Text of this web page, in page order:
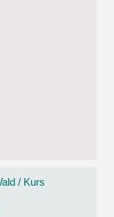
/ Kurs